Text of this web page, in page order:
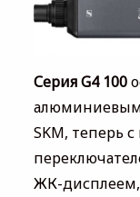
Серия G4 100
SKM, теперь
ЖК-